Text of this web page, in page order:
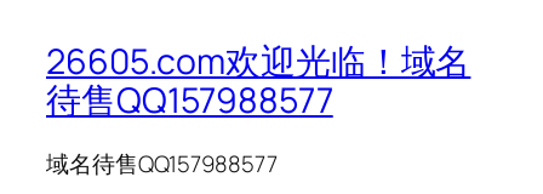
26605.com欢迎光临！域名
待售QQ157988577
域名待售QQ157988577